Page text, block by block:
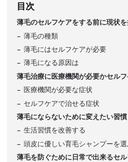
目次
薄毛のセルフケアをする前に現状を
薄毛の種類
薄毛にはセルフケアが必要
薄毛になる原因は
薄毛治療に医療機関が必要かセル
医療機関が必要な症状
セルフケアで治せる症状
薄毛にならないために変えたい習慣
生活習慣を改善する
頭皮に優しい育毛シャンプーを選
薄毛を防ぐために日常で出来るセ